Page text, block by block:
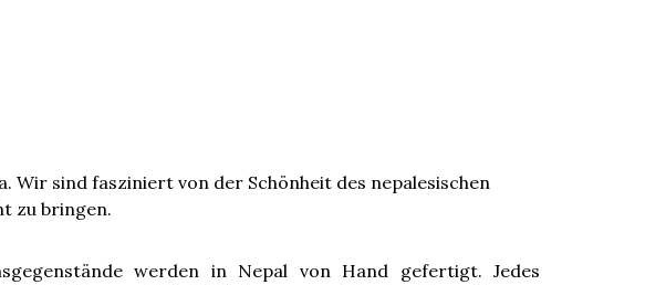
Wir sind fasziniert von der Schönheit des nepalesischen
zu bringen.
werden in Nepal von Hand gefertigt. Jedes